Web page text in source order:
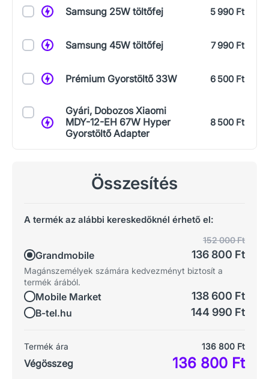
Samsung 25W töltőfej 5 990 Ft
Samsung 45W töltőfej 7 990 Ft
Prémium Gyorstöltő 33W 6 500 Ft
Gyári, Dobozos Xiaomi
MDY-12-EH 67W Hyper
Gyorstöltő Adapter
8 500 Ft
Összesítés
A termék az alábbi kereskedőknél érhető el:
Grandmobile
152 000 Ft
136 800 Ft
Magánszemélyek számára kedvezményt biztosít a
termék árából.
Mobile Market 138 600 Ft
B-tel.hu 144 990 Ft
Termék ára 136 800 Ft
Végösszeg 136 800 Ft